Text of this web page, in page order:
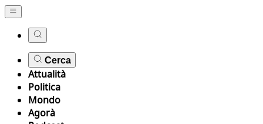
Cerca
Attualità
Politica
Mondo
Agorà